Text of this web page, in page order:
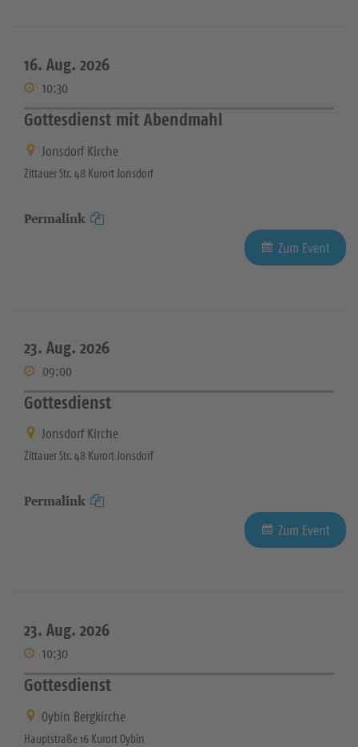
16. Aug. 2026
10:30
Gottesdienst mit Abendmahl
Jonsdorf Kirche
Zittauer Str. 48 Kurort Jonsdorf
Permalink
Zum Event
23. Aug. 2026
09:00
Gottesdienst
Jonsdorf Kirche
Zittauer Str. 48 Kurort Jonsdorf
Permalink
Zum Event
23. Aug. 2026
10:30
Gottesdienst
Oybin Bergkirche
Hauptstraße 16 Kurort Oybin